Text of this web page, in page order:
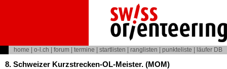
home o-l.ch forum termine startlisten ranglisten punkteliste läufer DB
8. Schweizer Kurzstrecken-OL-Meister. (MOM)